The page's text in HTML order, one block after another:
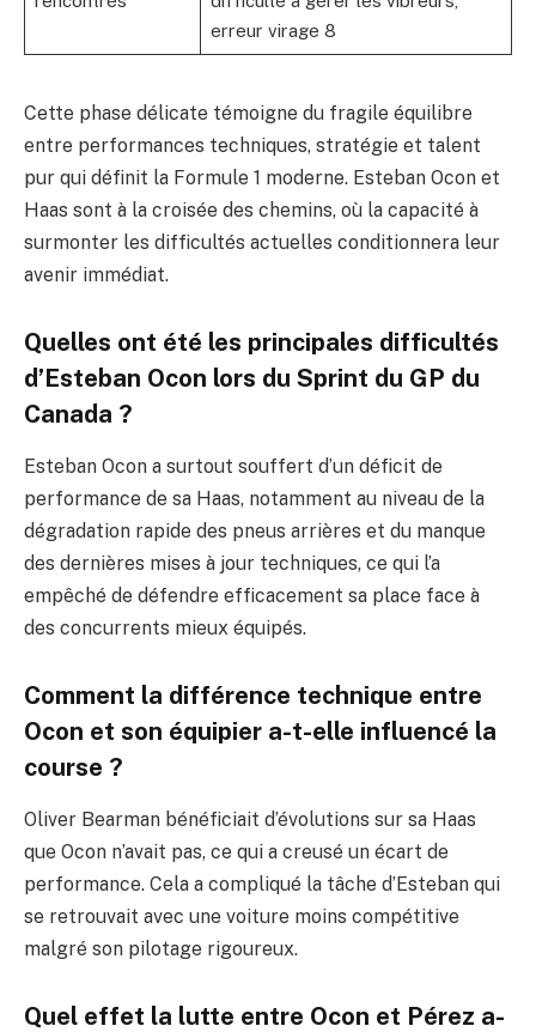
erreur virage 8
Cette phase délicate témoigne du fragile équilibre
entre performances techniques, stratégie et talent
pur qui définit la Formule 1 moderne. Esteban Ocon et
Haas sont à la croisée des chemins, où la capacité à
surmonter les difficultés actuelles conditionnera leur
avenir immédiat.
Quelles ont été les principales difficultés
d’Esteban Ocon lors du Sprint du GP du
Canada ?
Esteban Ocon a surtout souffert d’un déficit de
performance de sa Haas, notamment au niveau de la
dégradation rapide des pneus arrières et du manque
des dernières mises à jour techniques, ce qui l’a
empêché de défendre efficacement sa place face à
des concurrents mieux équipés.
Comment la différence technique entre
Ocon et son équipier a-t-elle influencé la
course ?
Oliver Bearman bénéficiait d’évolutions sur sa Haas
que Ocon n’avait pas, ce qui a creusé un écart de
performance. Cela a compliqué la tâche d’Esteban qui
se retrouvait avec une voiture moins compétitive
malgré son pilotage rigoureux.
Quel effet la lutte entre Ocon et Pérez a-